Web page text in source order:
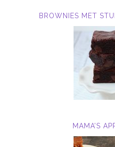
BROWNIES MET
MAMA’S